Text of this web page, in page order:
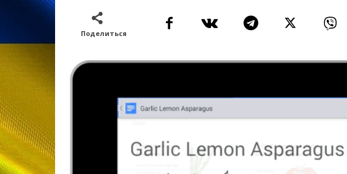
Поделиться